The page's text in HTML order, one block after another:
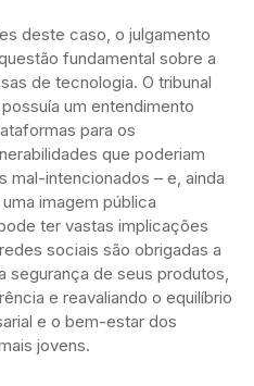
deste caso, o julgamento
fundamental sobre a
de tecnologia. O tribunal
um entendimento
para os
que poderiam
mal-intencionados – e, ainda
imagem pública
ter vastas implicações
sociais são obrigadas a
segurança de seus produtos,
e reavaliando o equilíbrio
e o bem-estar dos
jovens.